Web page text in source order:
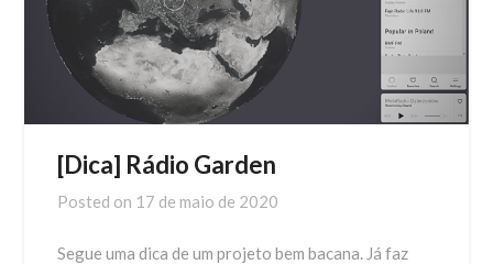
[Dica] Rádio Garden
Posted on 17 de maio de 2020
Segue uma dica de um projeto bem bacana. Já faz